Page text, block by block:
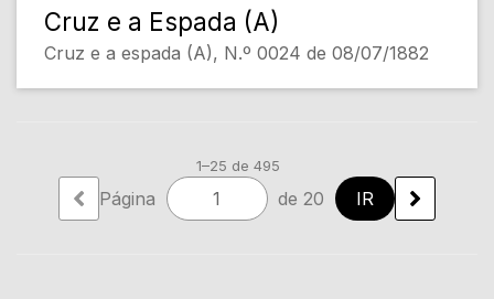
Cruz e a Espada (A)
Cruz e a espada (A), N.º 0024 de 08/07/1882
1–25 de 495
Página de 20